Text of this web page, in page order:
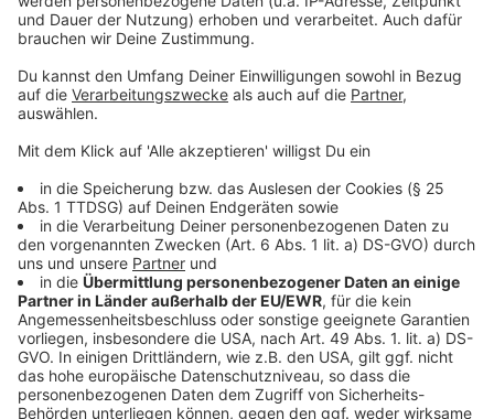
Neue Tabs machen
Ein Klick mit dem Mausrad auf einen Link im Browser
öffnet immer den neuen Inhalt in einem neuem Tab. So
bleibt beim Surfen und Recherchieren die
Übersichtlichkeit über die besuchten Seiten erhalten.
Anzeige